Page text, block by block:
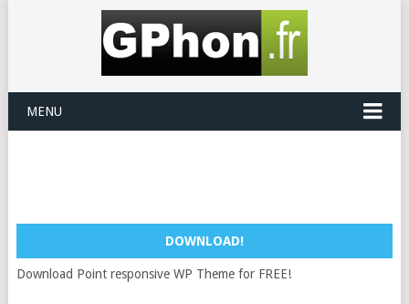
MENU
DOWNLOAD!
Download Point responsive WP Theme for FREE!